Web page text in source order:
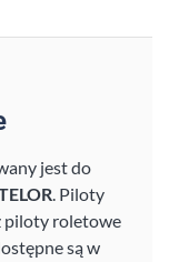
jest do
. Piloty
piloty roletowe
są w